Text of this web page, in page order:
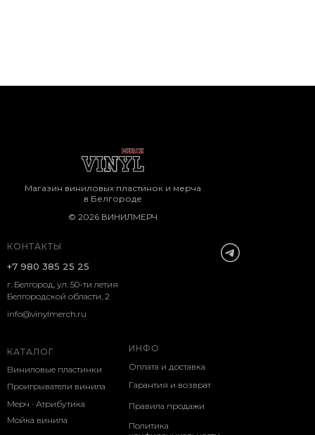
КОНТАКТЫ
г. Белгород, ул. 50-ти летия
Белгородской области, 2
КАТАЛОГ
Виниловые пластинки
ИНФО
Оплата и доставка
+7 980 385 25 25
Магазин виниловых пластинок и мерча
в Белгороде
Проигрыватели винила
Мерч · Атрибутика
Мойка винила
Гарантия и возврат
Политика
Правила продажи
© 2026 ВИНИЛМЕРЧ
info@vinylmerch.ru